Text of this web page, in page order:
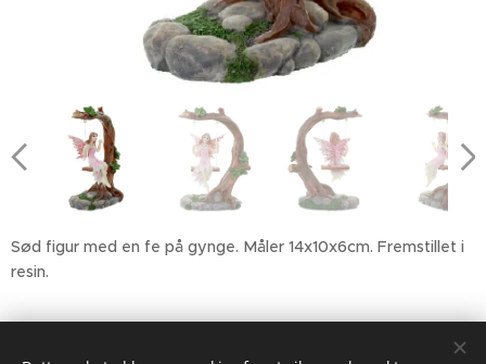
Sød figur med en fe på gynge. Måler 14x10x6cm. Fremstillet i
resin.